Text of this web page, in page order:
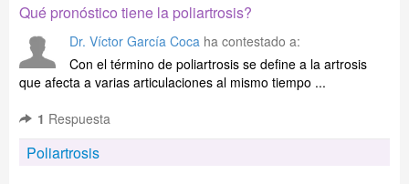
Qué pronóstico tiene la poliartrosis?
Dr. Víctor García Coca ha contestado a:
Con el término de poliartrosis se define a la artrosis
que afecta a varias articulaciones al mismo tiempo ...
1 Respuesta
Poliartrosis